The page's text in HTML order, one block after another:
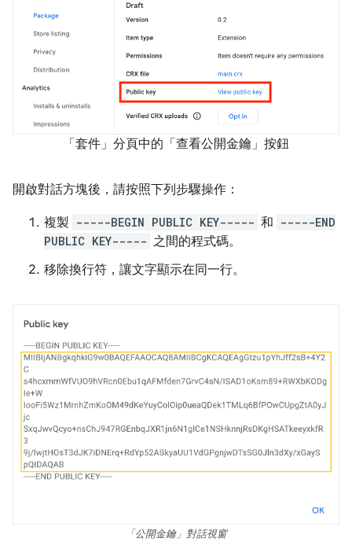
「套件」分頁中的「查看公開金鑰」按鈕
開啟對話方塊後，請按照下列步驟操作：
複製 -----BEGIN PUBLIC KEY----- 和 -----END
PUBLIC KEY----- 之間的程式碼。
移除換行符，讓文字顯示在同一行。
「公開金鑰」對話視窗